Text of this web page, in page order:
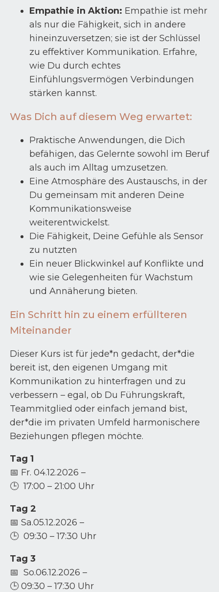
Empathie in Aktion: Empathie ist mehr
als nur die Fähigkeit, sich in andere
hineinzuversetzen; sie ist der Schlüssel
zu effektiver Kommunikation. Erfahre,
wie Du durch echtes
Einfühlungsvermögen Verbindungen
stärken kannst.
Was Dich auf diesem Weg erwartet:
Praktische Anwendungen, die Dich
befähigen, das Gelernte sowohl im Beruf
als auch im Alltag umzusetzen.
Eine Atmosphäre des Austauschs, in der
Du gemeinsam mit anderen Deine
Kommunikationsweise
weiterentwickelst.
Die Fähigkeit, Deine Gefühle als Sensor
zu nutzten
Ein neuer Blickwinkel auf Konflikte und
wie sie Gelegenheiten für Wachstum
und Annäherung bieten.
Ein Schritt hin zu einem erfüllteren
Miteinander
Dieser Kurs ist für jede*n gedacht, der*die
bereit ist, den eigenen Umgang mit
Kommunikation zu hinterfragen und zu
verbessern – egal, ob Du Führungskraft,
Teammitglied oder einfach jemand bist,
der*die im privaten Umfeld harmonischere
Beziehungen pflegen möchte.
Tag 1
📅 Fr. 04.12.2026 –
🕒 17:00 – 21:00 Uhr
Tag 2
📅 Sa.05.12.2026 –
🕒 09:30 – 17:30 Uhr
Tag 3
📅 So.06.12.2026 –
🕒 09:30 – 17:30 Uhr